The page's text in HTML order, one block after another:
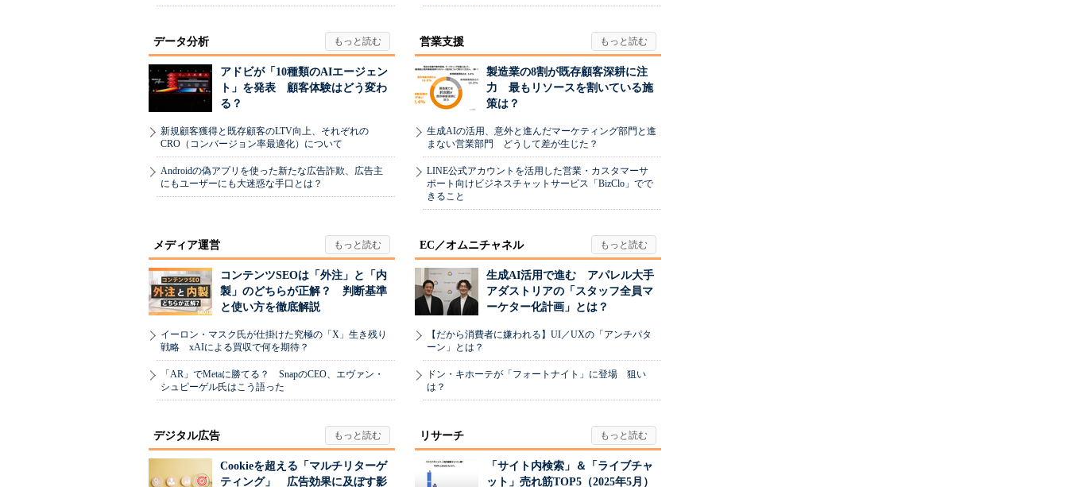
データ分析
アドビが「10種類のAIエージェン
ト」を発表 顧客体験はどう変わ
る？
新規顧客獲得と既存顧客のLTV向上、それぞれの
CRO（コンバージョン率最適化）について
Androidの偽アプリを使った新たな広告詐欺、広告主
にもユーザーにも大迷惑な手口とは？
営業支援
製造業の8割が既存顧客深耕に注
力 最もリソースを割いている施
策は？
生成AIの活用、意外と進んだマーケティング部門と進
まない営業部門 どうして差が生じた？
LINE公式アカウントを活用した営業・カスタマーサ
ポート向けビジネスチャットサービス「BizClo」でで
きること
メディア運営
コンテンツSEOは「外注」と「内
製」のどちらが正解？ 判断基準
と使い方を徹底解説
イーロン・マスク氏が仕掛けた究極の「X」生き残り
戦略 xAIによる買収で何を期待？
「AR」でMetaに勝てる？ SnapのCEO、エヴァン・
シュピーゲル氏はこう語った
EC／オムニチャネル
生成AI活用で進む アパレル大手
アダストリアの「スタッフ全員マ
ーケター化計画」とは？
【だから消費者に嫌われる】UI／UXの「アンチパタ
ーン」とは？
ドン・キホーテが「フォートナイト」に登場 狙い
は？
デジタル広告
Cookieを超える「マルチリターゲ
ティング」 広告効果に及ぼす影
リサーチ
「サイト内検索」＆「ライブチャ
ット」売れ筋TOP5（2025年5月）